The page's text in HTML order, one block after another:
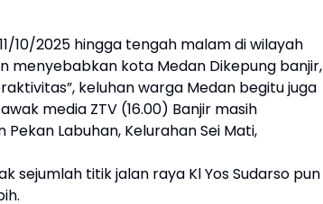
10/2025 hingga tengah malam di wilayah
menyebabkan kota Medan Dikepung banjir,
keluhan warga Medan begitu juga
media ZTV (16.00) Banjir masih
Labuhan, Kelurahan Sei Mati,
sejumlah titik jalan raya Kl Yos Sudarso pun